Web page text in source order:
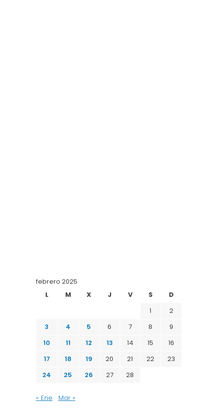
febrero 2025
L
M X J V S
D
1
2
3
4 5 6 7 8
9
10
11 12 13 14 15
16
17
18 19 20 21 22
23
24
25 26 27 28
« Ene Mar »